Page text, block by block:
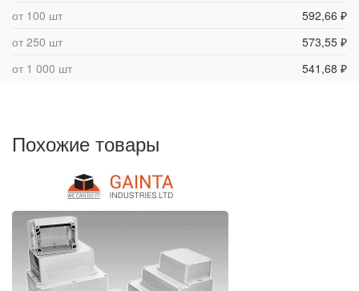
от 100 шт
592,66 ₽
от 250 шт
573,55 ₽
от 1 000 шт
541,68 ₽
Похожие товары